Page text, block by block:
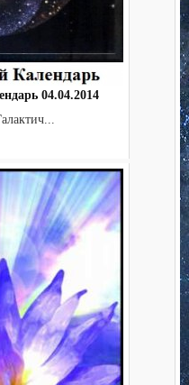
04.04.2014